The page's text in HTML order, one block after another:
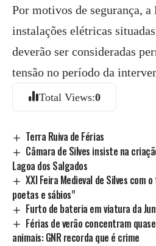
Por motivos de segurança, a
instalações elétricas
deverão ser consideradas
tensão no período da
Total Views:0
Terra Ruiva de Férias
Câmara de Silves insiste na
Lagoa dos Salgados
XXI Feira Medieval de Silves com
poetas e sábios”
Furto de bateria em viatura da
Férias de verão concentram
animais: GNR recorda que é crime